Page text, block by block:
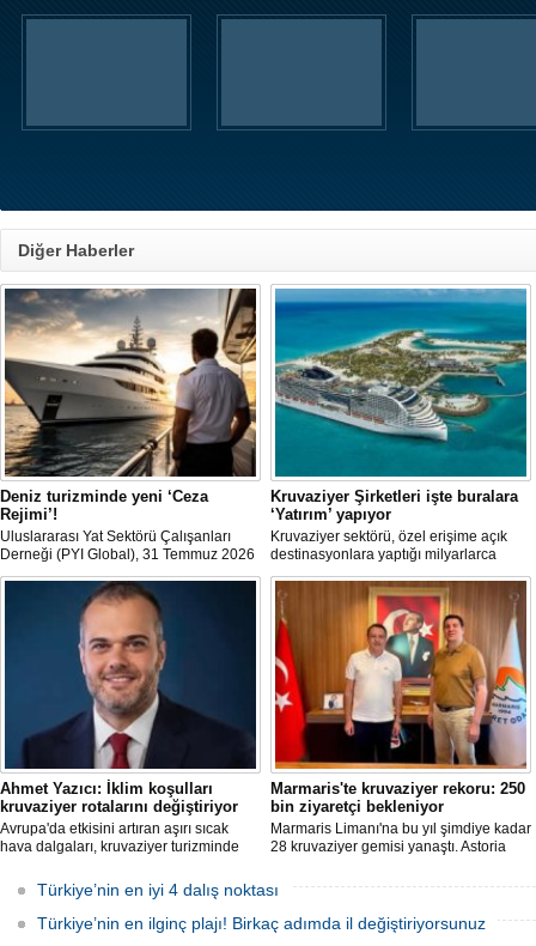
Diğer Haberler
Deniz turizminde yeni ‘Ceza
Rejimi’!
Uluslararası Yat Sektörü Çalışanları
Derneği (PYI Global), 31 Temmuz 2026
tarihinde yürürlüğe giren 7590 sayılı
Kanun’un deniz turizmine etkilerine
ilişkin bir değerlendirme yayımladı.
Kruvaziyer Şirketleri işte buralara
‘Yatırım’ yapıyor
Kruvaziyer sektörü, özel erişime açık
destinasyonlara yaptığı milyarlarca
dolarlık yatırımlarla tatil deneyimini gemi
dışına taşıyor. Özel adalar, beach
club'lar, su parkları ve lüks villalar artık
şirketlerin en stratejik gelir kaynakları
arasında yer alıyor.
Ahmet Yazıcı: İklim koşulları
kruvaziyer rotalarını değiştiriyor
Avrupa'da etkisini artıran aşırı sıcak
hava dalgaları, kruvaziyer turizminde
Norveç Fiyortları, İzlanda ve Kuzey
Avrupa rotalarına ilgi artarken, deneyim
odaklı seyahat anlayışı sektörün yeni
büyüme alanı olarak öne çıkıyor.
Marmaris'te kruvaziyer rekoru: 250
bin ziyaretçi bekleniyor
Marmaris Limanı'na bu yıl şimdiye kadar
28 kruvaziyer gemisi yanaştı. Astoria
sefer eklemesiyle birlikte sezon
sonunda 250 bin ziyaretçiye ulaşılması
hedefleniyor.
Türkiye’nin en iyi 4 dalış noktası
Türkiye’nin en ilginç plajı! Birkaç adımda il değiştiriyorsunuz